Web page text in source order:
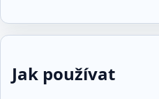
Jak používat